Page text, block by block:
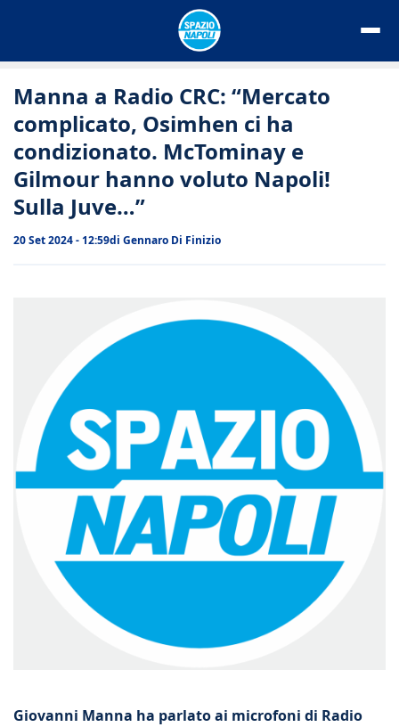
Manna a Radio CRC: “Mercato
complicato, Osimhen ci ha
condizionato. McTominay e
Gilmour hanno voluto Napoli!
Sulla Juve…”
20 Set 2024 - 12:59di Gennaro Di Finizio
Giovanni Manna ha parlato ai microfoni di Radio